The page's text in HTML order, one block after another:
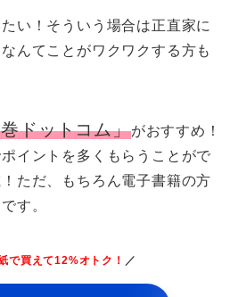
い！そういう場合は正直家に
んてことがワクワクする方も
ドットコム」がおすすめ！
イントを多くもらうことがで
ただ、もちろん電子書籍の方
す。
で買えて12%オトク！ ／